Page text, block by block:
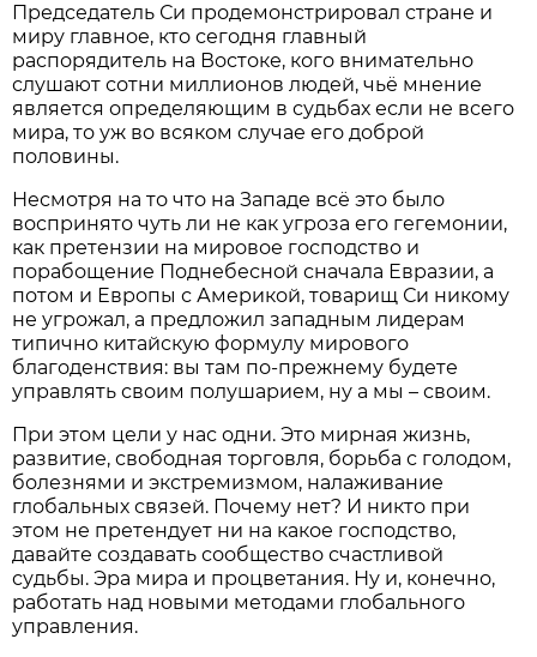
Председатель Си продемонстрировал стране и
миру главное, кто сегодня главный
распорядитель на Востоке, кого внимательно
слушают сотни миллионов людей, чьё мнение
является определяющим в судьбах если не всего
мира, то уж во всяком случае его доброй
половины.
Несмотря на то что на Западе всё это было
воспринято чуть ли не как угроза его гегемонии,
как претензии на мировое господство и
порабощение Поднебесной сначала Евразии, а
потом и Европы с Америкой, товарищ Си никому
не угрожал, а предложил западным лидерам
типично китайскую формулу мирового
благоденствия: вы там по-прежнему будете
управлять своим полушарием, ну а мы – своим.
При этом цели у нас одни. Это мирная жизнь,
развитие, свободная торговля, борьба с голодом,
болезнями и экстремизмом, налаживание
глобальных связей. Почему нет? И никто при
этом не претендует ни на какое господство,
давайте создавать сообщество счастливой
судьбы. Эра мира и процветания. Ну и, конечно,
работать над новыми методами глобального
управления.